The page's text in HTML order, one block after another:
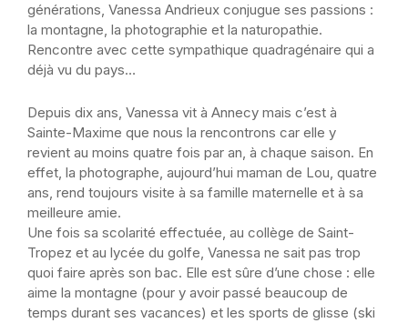
générations, Vanessa Andrieux conjugue ses passions :
la montagne, la photographie et la naturopathie.
Rencontre avec cette sympathique quadragénaire qui a
déjà vu du pays…
Depuis dix ans, Vanessa vit à Annecy mais c’est à
Sainte-Maxime que nous la rencontrons car elle y
revient au moins quatre fois par an, à chaque saison. En
effet, la photographe, aujourd’hui maman de Lou, quatre
ans, rend toujours visite à sa famille maternelle et à sa
meilleure amie.
Une fois sa scolarité effectuée, au collège de Saint-
Tropez et au lycée du golfe, Vanessa ne sait pas trop
quoi faire après son bac. Elle est sûre d’une chose : elle
aime la montagne (pour y avoir passé beaucoup de
temps durant ses vacances) et les sports de glisse (ski